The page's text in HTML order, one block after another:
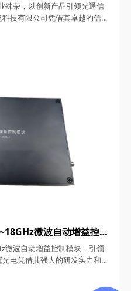
殊荣，以创新产品引领光通信
技有限公司凭借其卓越的信
的产品服务，荣获AAA级信用
电长期以来坚持诚信经营、
微波自动增益控
流
微波自动增益控制模块，引领
电凭借其强大的研发实力和
宽带覆盖、高动态范围、快速
小型化与高可靠性等特点的